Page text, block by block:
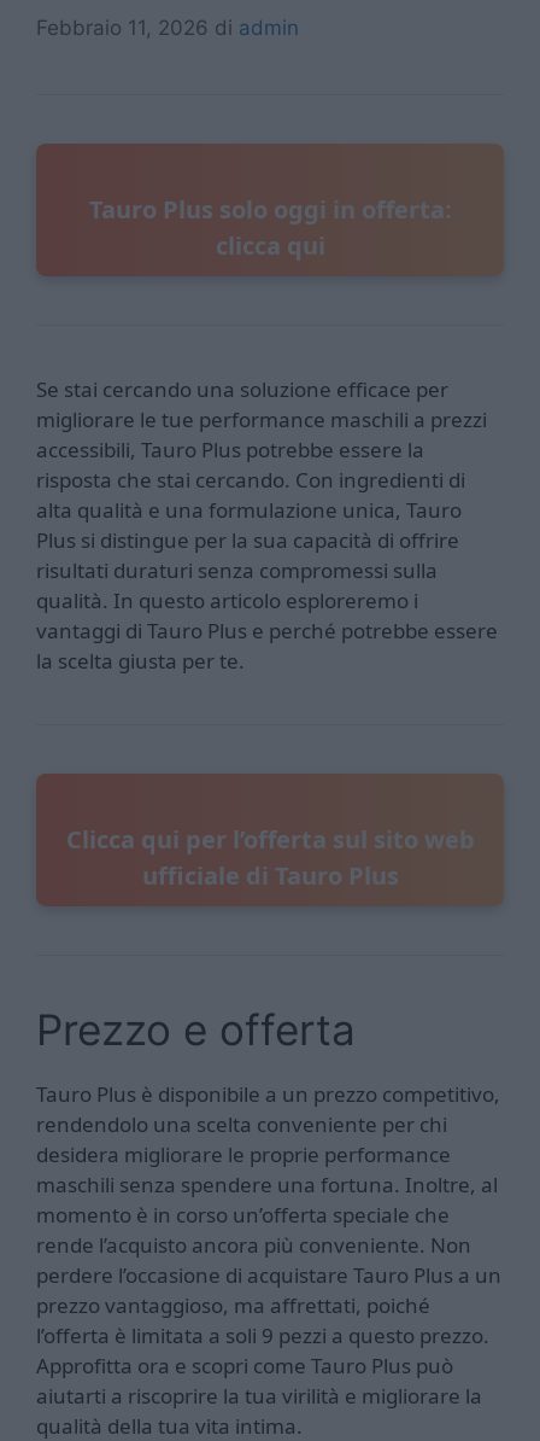
Febbraio 11, 2026 di admin
Tauro Plus solo oggi in offerta:
clicca qui
Se stai cercando una soluzione efficace per
migliorare le tue performance maschili a prezzi
accessibili, Tauro Plus potrebbe essere la
risposta che stai cercando. Con ingredienti di
alta qualità e una formulazione unica, Tauro
Plus si distingue per la sua capacità di offrire
risultati duraturi senza compromessi sulla
qualità. In questo articolo esploreremo i
vantaggi di Tauro Plus e perché potrebbe essere
la scelta giusta per te.
Clicca qui per l’offerta sul sito web
ufficiale di Tauro Plus
Prezzo e offerta
Tauro Plus è disponibile a un prezzo competitivo,
rendendolo una scelta conveniente per chi
desidera migliorare le proprie performance
maschili senza spendere una fortuna. Inoltre, al
momento è in corso un’offerta speciale che
rende l’acquisto ancora più conveniente. Non
perdere l’occasione di acquistare Tauro Plus a un
prezzo vantaggioso, ma affrettati, poiché
l’offerta è limitata a soli 9 pezzi a questo prezzo.
Approfitta ora e scopri come Tauro Plus può
aiutarti a riscoprire la tua virilità e migliorare la
qualità della tua vita intima.